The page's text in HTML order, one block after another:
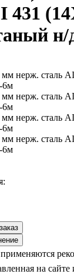
431
н/
на